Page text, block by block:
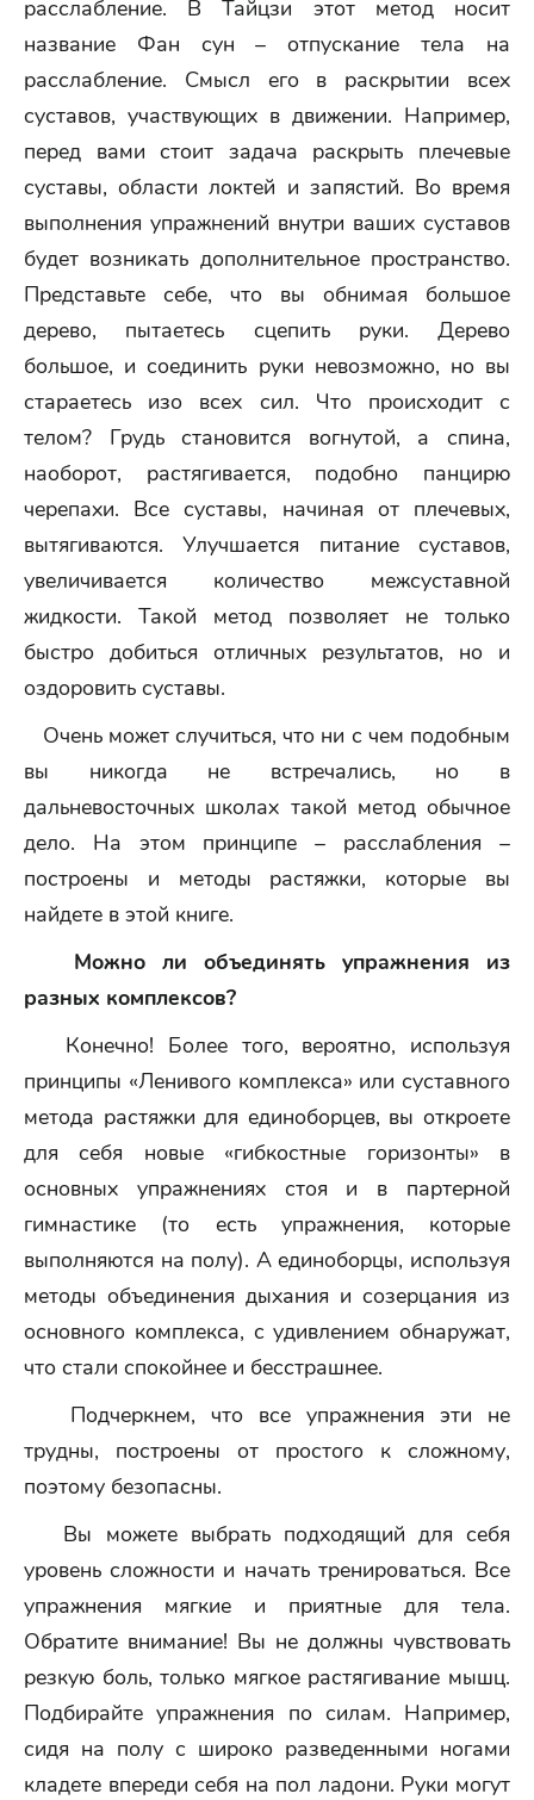
расслабление. В Тайцзи этот метод носит
название Фан сун – отпускание тела на
расслабление. Смысл его в раскрытии всех
суставов, участвующих в движении. Например,
перед вами стоит задача раскрыть плечевые
суставы, области локтей и запястий. Во время
выполнения упражнений внутри ваших суставов
будет возникать дополнительное пространство.
Представьте себе, что вы обнимая большое
дерево, пытаетесь сцепить руки. Дерево
большое, и соединить руки невозможно, но вы
стараетесь изо всех сил. Что происходит с
телом? Грудь становится вогнутой, а спина,
наоборот, растягивается, подобно панцирю
черепахи. Все суставы, начиная от плечевых,
вытягиваются. Улучшается питание суставов,
увеличивается количество межсуставной
жидкости. Такой метод позволяет не только
быстро добиться отличных результатов, но и
оздоровить суставы.
Очень может случиться, что ни с чем подобным
вы никогда не встречались, но в
дальневосточных школах такой метод обычное
дело. На этом принципе – расслабления –
построены и методы растяжки, которые вы
найдете в этой книге.
Можно ли объединять упражнения из
разных комплексов?
Конечно! Более того, вероятно, используя
принципы «Ленивого комплекса» или суставного
метода растяжки для единоборцев, вы откроете
для себя новые «гибкостные горизонты» в
основных упражнениях стоя и в партерной
гимнастике (то есть упражнения, которые
выполняются на полу). А единоборцы, используя
методы объединения дыхания и созерцания из
основного комплекса, с удивлением обнаружат,
что стали спокойнее и бесстрашнее.
Подчеркнем, что все упражнения эти не
трудны, построены от простого к сложному,
поэтому безопасны.
Вы можете выбрать подходящий для себя
уровень сложности и начать тренироваться. Все
упражнения мягкие и приятные для тела.
Обратите внимание! Вы не должны чувствовать
резкую боль, только мягкое растягивание мышц.
Подбирайте упражнения по силам. Например,
сидя на полу с широко разведенными ногами
кладете впереди себя на пол ладони. Руки могут